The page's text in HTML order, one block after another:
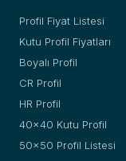
Profil Fiyat Listesi
Kutu Profil Fiyatları
Boyalı Profil
CR Profil
HR Profil
40x40 Kutu Profil
50x50 Profil Listesi